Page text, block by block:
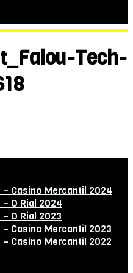
Tech-
Casino Mercantil 2024
O Rial 2024
O Rial 2023
Casino Mercantil 2023
Casino Mercantil 2022